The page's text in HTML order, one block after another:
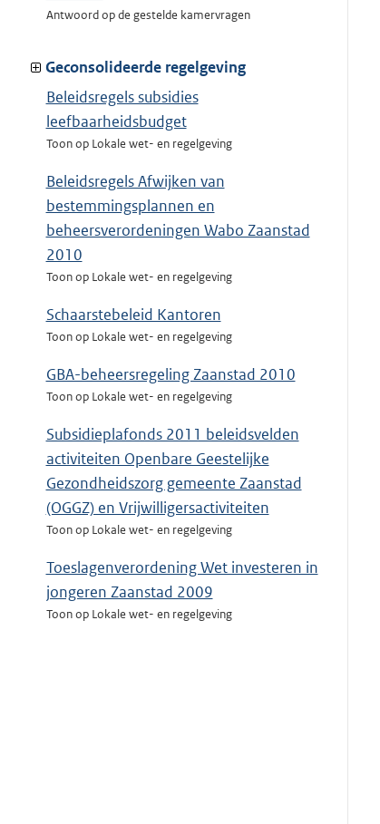
Antwoord op de gestelde kamervragen
Geconsolideerde regelgeving
Beleidsregels subsidies
leefbaarheidsbudget
Toon op Lokale wet- en regelgeving
Beleidsregels Afwijken van
bestemmingsplannen en
beheersverordeningen Wabo Zaanstad
2010
Toon op Lokale wet- en regelgeving
Schaarstebeleid Kantoren
Toon op Lokale wet- en regelgeving
GBA-beheersregeling Zaanstad 2010
Toon op Lokale wet- en regelgeving
Subsidieplafonds 2011 beleidsvelden
activiteiten Openbare Geestelijke
Gezondheidszorg gemeente Zaanstad
(OGGZ) en Vrijwilligersactiviteiten
Toon op Lokale wet- en regelgeving
Toeslagenverordening Wet investeren in
jongeren Zaanstad 2009
Toon op Lokale wet- en regelgeving